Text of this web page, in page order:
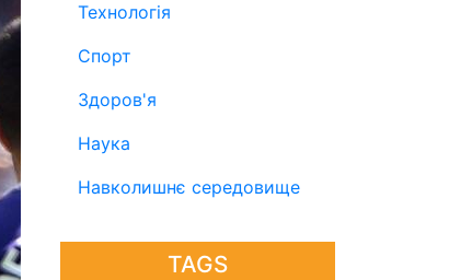
Технологія
Спорт
Здоров'я
Наука
Навколишнє середовище
TAGS